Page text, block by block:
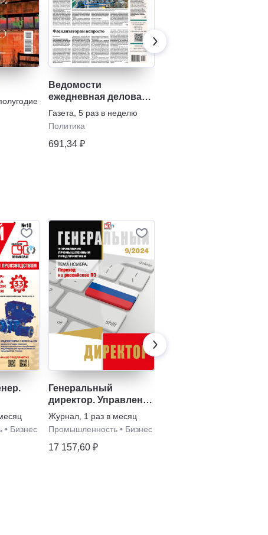
Ведомости
ежедневная деловая
газета
Газета 5 раз в неделю
Политика
691,34 ₽
• Бизнес
Генеральный
директор. Управление
промышленным
предприятием
Журнал 1 раз в месяц
Промышленность • Бизнес
17 157,60 ₽